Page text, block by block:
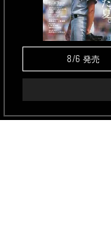
8/6 発売